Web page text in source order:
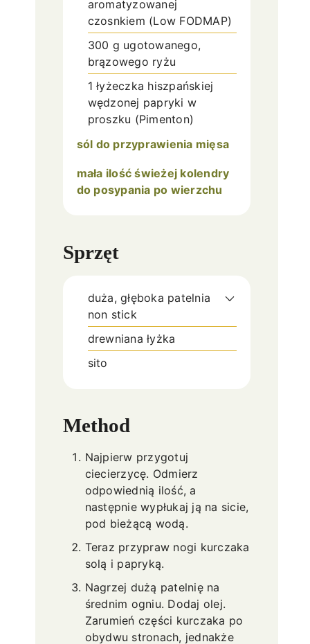
aromatyzowanej
czosnkiem (Low FODMAP)
300 g ugotowanego,
brązowego ryżu
1 łyżeczka hiszpańskiej
wędzonej papryki w
proszku (Pimenton)
sól do przyprawienia mięsa
mała ilość świeżej kolendry
do posypania po wierzchu
Sprzęt
duża, głęboka patelnia
non stick
drewniana łyżka
sito
Method
Najpierw przygotuj
ciecierzycę. Odmierz
odpowiednią ilość, a
następnie wypłukaj ją na sicie,
pod bieżącą wodą.
Teraz przypraw nogi kurczaka
solą i papryką.
Nagrzej dużą patelnię na
średnim ogniu. Dodaj olej.
Zarumień części kurczaka po
obydwu stronach, jednakże